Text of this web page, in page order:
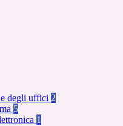
degli uffici 2
5
1